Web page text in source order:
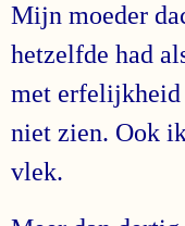
Mijn moeder
hetzelfde had
met erfelijkheid
niet zien. Ook
vlek.